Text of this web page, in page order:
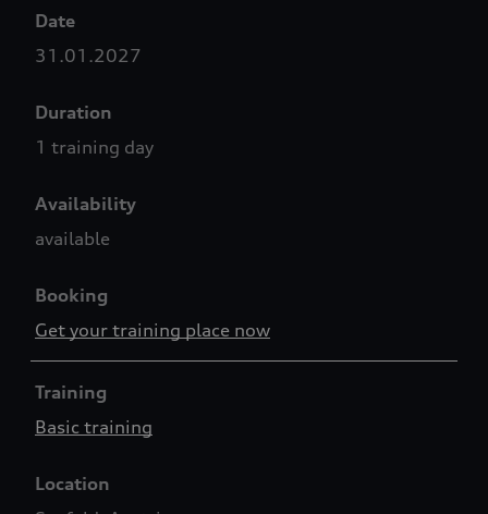
Date
31.01.2027
Duration
1 training day
Availability
available
Booking
Get your training place now
Training
Basic training
Location